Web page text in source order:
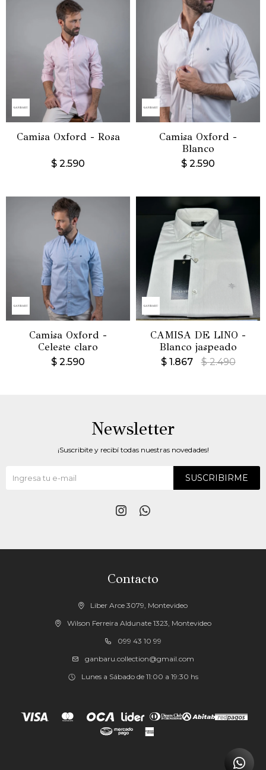
Camisa Oxford - Rosa
$ 2.590
Camisa Oxford -
Blanco
$ 2.590
Camisa Oxford -
Celeste claro
$ 2.590
CAMISA DE LINO -
Blanco jaspeado
$ 1.867 $ 2.490
Contacto
Liber Arce 3079, Montevideo
Wilson Ferreira Aldunate 1323, Montevideo
099 43 10 99
ganbaru.collection@gmail.com
Lunes a Sábado de 11:00 a 19:30 hs
Newsletter
¡Suscribite y recibí todas nuestras novedades!
SUSCRIBIRME
 